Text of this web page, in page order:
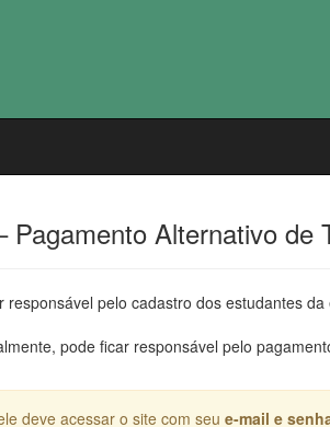
Alternativo de
pelo cadastro dos estudantes
pode ficar responsável pelo
deve acessar o site com seu e-mail e